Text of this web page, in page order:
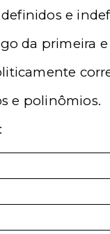
e
da primeira
e polinômios.